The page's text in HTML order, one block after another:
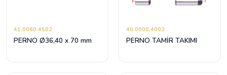
41.0060.4502
PERNO Ø36,40 x 70 mm
40.0000.4003
PERNO TAMİR TAKIMI